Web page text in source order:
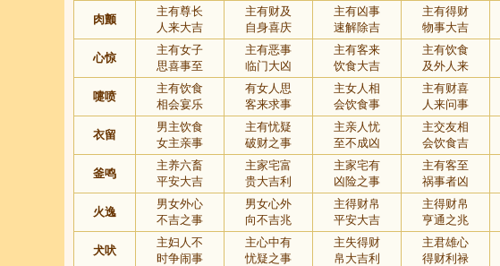
肉颤
主有尊长
人来大吉
主有财及
自身喜庆
主有凶事
速解除吉
主有得财
物事大吉
心惊
主有女子
思喜事至
主有恶事
临门大凶
主有客来
饮食大吉
主有饮食
及外人来
嚏喷
主有饮食
相会宴乐
有女人思
客来求事
主女人相
会饮食事
主有财喜
人来问事
衣留
男主饮食
女主亲事
主有忧疑
破财之事
主亲人忧
至不成凶
主交友相
会饮食吉
釜鸣
主养六畜
平安大吉
主家宅富
贵大吉利
主家宅有
凶险之事
主有客至
祸事者凶
火逸
男女外心
不吉之事
男女心外
向不吉兆
主得财帛
平安大吉
主得财帛
亨通之兆
犬吠
主妇人不
时争闹事
主心中有
忧疑之事
主失得财
帛大吉利
主君雄心
得财利禄